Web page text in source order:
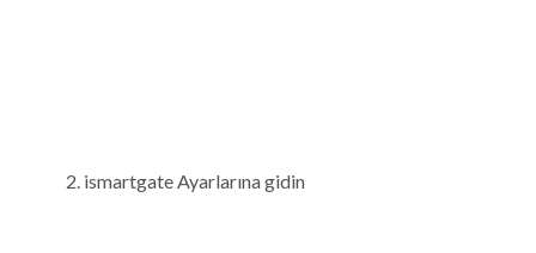
ismartgate Ayarlarına gidin